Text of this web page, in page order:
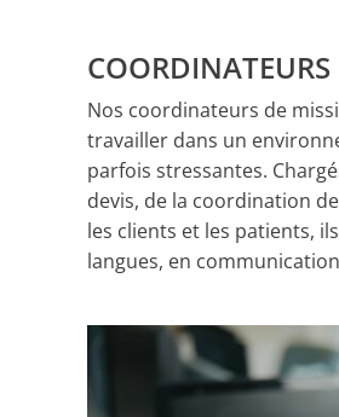
Nos coordinateurs de
travailler dans un
parfois stressantes.
devis, de la coordination
les clients et les patients,
langues, en